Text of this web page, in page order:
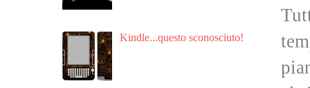
Kindle...questo sconosciuto!